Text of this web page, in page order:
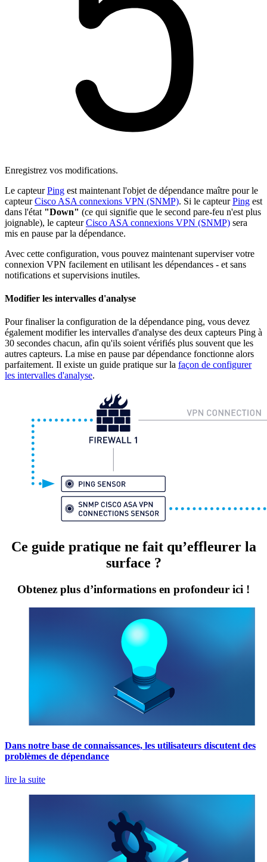
Enregistrez vos modifications.
Le capteurPing est maintenant l'objet de dépendance maître pour le
capteurCisco ASA connexions VPN (SNMP). Si le capteurPing est
dans l'état "Down" (ce qui signifie que le second pare-feu n'est plus
joignable), le capteurCisco ASA connexions VPN (SNMP) sera
mis en pause par la dépendance.
Avec cette configuration, vous pouvez maintenant superviser votre
connexion VPN facilement en utilisant les dépendances - et sans
notifications et supervisions inutiles.
Modifier les intervalles d'analyse
Pour finaliser la configuration de la dépendance ping, vous devez
également modifier les intervalles d'analyse des deux capteurs Ping à
30 secondes chacun, afin qu'ils soient vérifiés plus souvent que les
autres capteurs. La mise en pause par dépendance fonctionne alors
parfaitement. Il existe un guide pratique sur la façon de configurer
les intervalles d'analyse.
Ce guide pratique ne fait qu’effleurer la
surface ?
Obtenez plus d’informations en profondeur ici !
Dans notre base de connaissances, les utilisateurs discutent des
problèmes de dépendance
lire la suite